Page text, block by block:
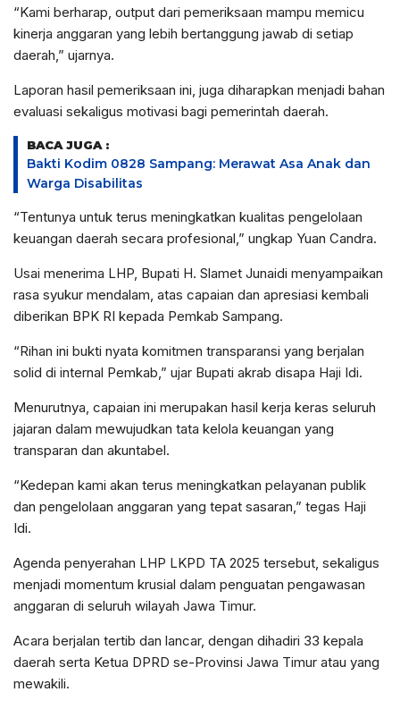
“Kami berharap, output dari pemeriksaan mampu memicu
kinerja anggaran yang lebih bertanggung jawab di setiap
daerah,” ujarnya.
Laporan hasil pemeriksaan ini, juga diharapkan menjadi bahan
evaluasi sekaligus motivasi bagi pemerintah daerah.
BACA JUGA :
Bakti Kodim 0828 Sampang: Merawat Asa Anak dan
Warga Disabilitas
“Tentunya untuk terus meningkatkan kualitas pengelolaan
keuangan daerah secara profesional,” ungkap Yuan Candra.
Usai menerima LHP, Bupati H. Slamet Junaidi menyampaikan
rasa syukur mendalam, atas capaian dan apresiasi kembali
diberikan BPK RI kepada Pemkab Sampang.
“Rihan ini bukti nyata komitmen transparansi yang berjalan
solid di internal Pemkab,” ujar Bupati akrab disapa Haji Idi.
Menurutnya, capaian ini merupakan hasil kerja keras seluruh
jajaran dalam mewujudkan tata kelola keuangan yang
transparan dan akuntabel.
“Kedepan kami akan terus meningkatkan pelayanan publik
dan pengelolaan anggaran yang tepat sasaran,” tegas Haji
Idi.
Agenda penyerahan LHP LKPD TA 2025 tersebut, sekaligus
menjadi momentum krusial dalam penguatan pengawasan
anggaran di seluruh wilayah Jawa Timur.
Acara berjalan tertib dan lancar, dengan dihadiri 33 kepala
daerah serta Ketua DPRD se-Provinsi Jawa Timur atau yang
mewakili.